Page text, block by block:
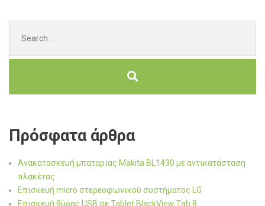
for:
Πρόσφατα άρθρα
Ανακατασκευή μπαταρίας Makita BL1430 με αντικατάσταση
πλακέτας
Επισκευή micro στερεοφωνικού συστήματος LG
Επισκευή θύρας USB σε Tablet BlackView Tab 8